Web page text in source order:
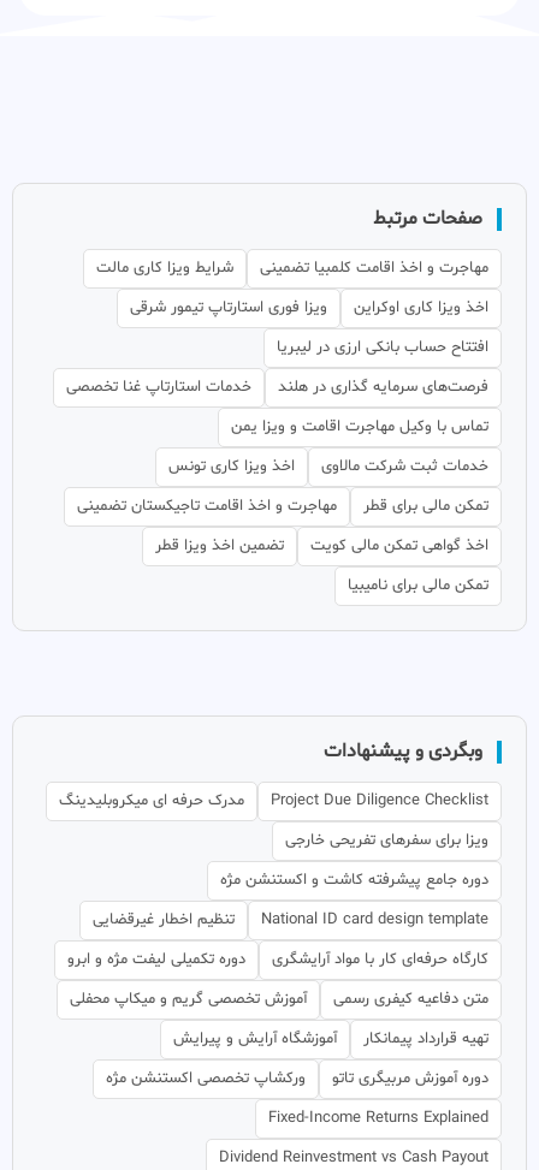
صفحات مرتبط
مهاجرت و اخذ اقامت کلمبیا تضمینی
شرایط ویزا کاری مالت
اخذ ویزا کاری اوکراین
ویزا فوری استارتاپ تیمور شرقی
افتتاح حساب بانکی ارزی در لیبریا
فرصت‌های سرمایه گذاری در هلند
خدمات استارتاپ غنا تخصصی
تماس با وکیل مهاجرت اقامت و ویزا یمن
خدمات ثبت شرکت مالاوی
اخذ ویزا کاری تونس
تمکن مالی برای قطر
مهاجرت و اخذ اقامت تاجیکستان تضمینی
اخذ گواهی تمکن مالی کویت
تضمین اخذ ویزا قطر
تمکن مالی برای نامیبیا
وبگردی و پیشنهادات
Project Due Diligence Checklist
مدرک حرفه ای میکروبلیدینگ
ویزا برای سفرهای تفریحی خارجی
دوره جامع پیشرفته کاشت و اکستنشن مژه
National ID card design template
تنظیم اخطار غیرقضایی
کارگاه حرفه‌ای کار با مواد آرایشگری
دوره تکمیلی لیفت مژه و ابرو
متن دفاعیه کیفری رسمی
آموزش تخصصی گریم و میکاپ محفلی
تهیه قرارداد پیمانکار
آموزشگاه آرایش و پیرایش
دوره آموزش مربیگری تاتو
ورکشاپ تخصصی اکستنشن مژه
Fixed-Income Returns Explained
Dividend Reinvestment vs Cash Payout